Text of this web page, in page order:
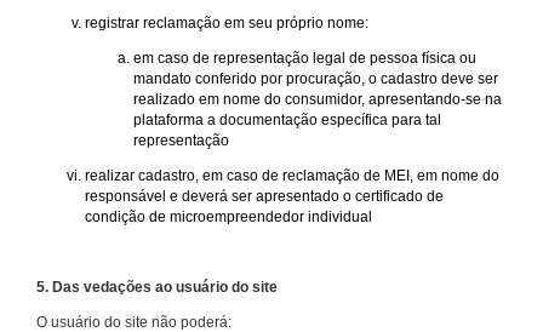
registrar reclamação em seu próprio nome:
em caso de representação legal de pessoa física ou
mandato conferido por procuração, o cadastro deve ser
realizado em nome do consumidor, apresentando-se na
plataforma a documentação específica para tal
representação
realizar cadastro, em caso de reclamação de MEI, em nome do
responsável e deverá ser apresentado o certificado de
condição de microempreendedor individual
5. Das vedações ao usuário do site
O usuário do site não poderá: